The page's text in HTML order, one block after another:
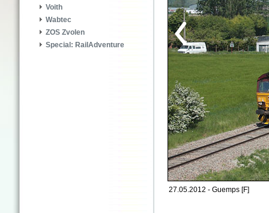
Voith
Wabtec
ZOS Zvolen
Special: RailAdventure
27.05.2012 - Guemps [F]